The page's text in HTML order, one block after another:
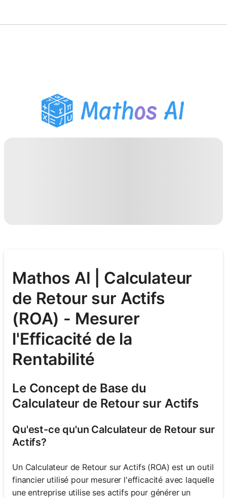
Assistant Devoirs PDF
Outils d'étude
Mathos AI | Calculateur
de Retour sur Actifs
(ROA) - Mesurer
l'Efficacité de la
Rentabilité
Le Concept de Base du
Calculateur de Retour sur Actifs
Qu'est-ce qu'un Calculateur de Retour sur
Actifs?
Un Calculateur de Retour sur Actifs (ROA) est un outil
financier utilisé pour mesurer l'efficacité avec laquelle
une entreprise utilise ses actifs pour générer un